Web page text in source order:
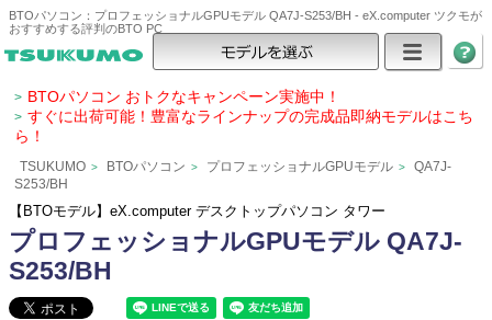
BTOパソコン：プロフェッショナルGPUモデル QA7J-S253/BH - eX.computer ツクモが
おすすめする評判のBTO PC
> BTOパソコン おトクなキャンペーン実施中！
> すぐに出荷可能！豊富なラインナップの完成品即納モデルはこち
ら！
TSUKUMO > BTOパソコン > プロフェッショナルGPUモデル >
QA7J-
S253/BH
【BTOモデル】eX.computer デスクトップパソコン タワー
プロフェッショナルGPUモデル QA7J-
S253/BH